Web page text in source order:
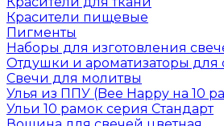
Красители пищевые
Пигменты
Наборы для изготовления
Отдушки и ароматизаторы для
Свечи для молитвы
Улья из ППУ (Bee Happy на 10
Ульи 10 рамок серия Стандарт